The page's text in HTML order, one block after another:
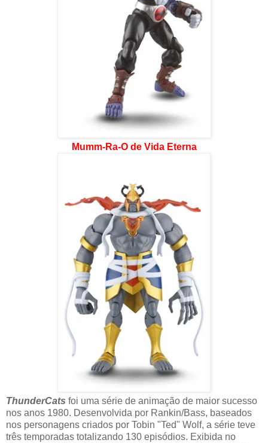
Mumm-Ra-O de Vida Eterna
ThunderCats foi uma série de animação de maior sucesso
nos anos 1980. Desenvolvida por Rankin/Bass, baseados
nos personagens criados por Tobin "Ted" Wolf, a série teve
três temporadas totalizando 130 episódios. Exibida no